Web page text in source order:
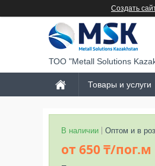
Создать
ТОО "Metall Solutions
Товары и услуги
В наличии Оптом и в
от 650 ₸/пог.м